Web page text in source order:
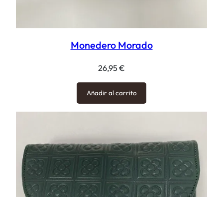
Monedero Morado
26,95€
Añadir al carrito